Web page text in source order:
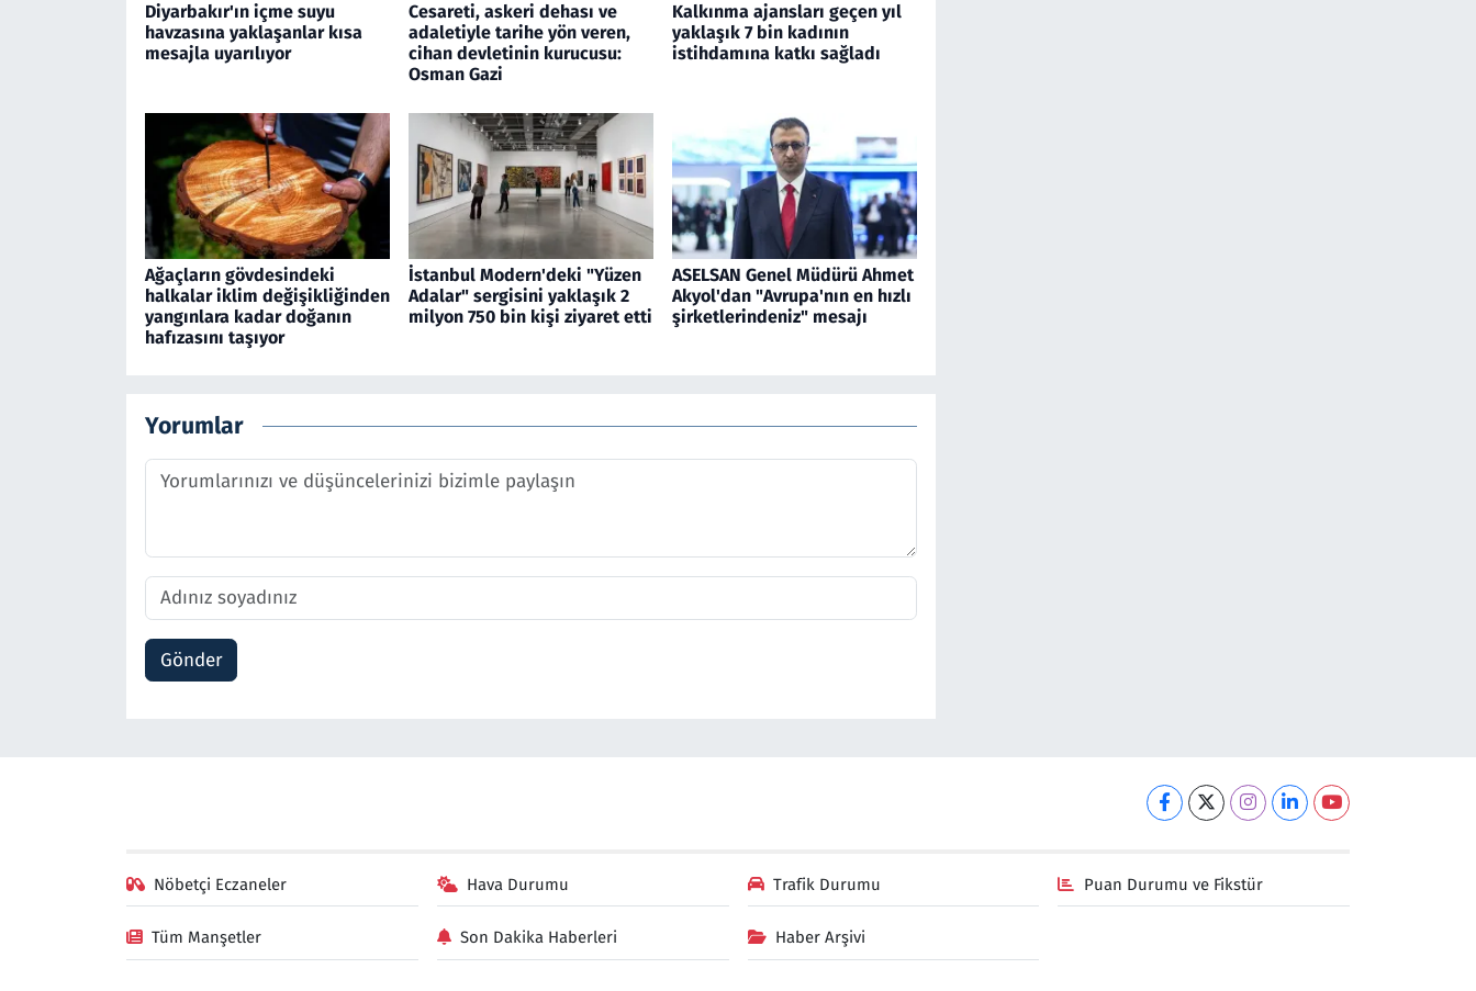
Diyarbakır'ın içme suyu
havzasına yaklaşanlar kısa
mesajla uyarılıyor
Cesareti, askeri dehası ve
adaletiyle tarihe yön veren,
cihan devletinin kurucusu:
Osman Gazi
Kalkınma ajansları geçen yıl
yaklaşık 7 bin kadının
istihdamına katkı sağladı
Ağaçların gövdesindeki
halkalar iklim değişikliğinden
yangınlara kadar doğanın
hafızasını taşıyor
İstanbul Modern'deki "Yüzen
Adalar" sergisini yaklaşık 2
milyon 750 bin kişi ziyaret etti
ASELSAN Genel Müdürü Ahmet
Akyol'dan "Avrupa'nın en hızlı
şirketlerindeniz" mesajı
Yorumlar
Gönder
Nöbetçi Eczaneler Hava Durumu Trafik Durumu Puan Durumu ve Fikstür
Tüm Manşetler Son Dakika Haberleri Haber Arşivi